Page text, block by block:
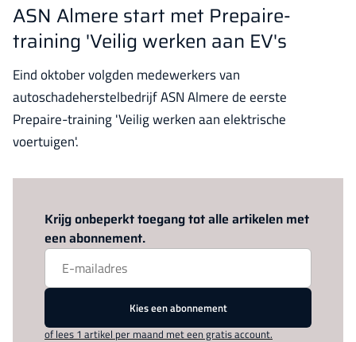
ASN Almere start met Prepaire-
training 'Veilig werken aan EV's
Eind oktober volgden medewerkers van
autoschadeherstelbedrijf ASN Almere de eerste
Prepaire-training 'Veilig werken aan elektrische
voertuigen'.
Krijg onbeperkt toegang tot alle artikelen met
een abonnement.
Kies een abonnement
of lees 1 artikel per maand met een gratis account.